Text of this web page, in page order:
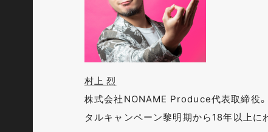
村上 烈
株式会社NONAME Produce代表取締役
タルキャンペーン黎明期から18年以上に